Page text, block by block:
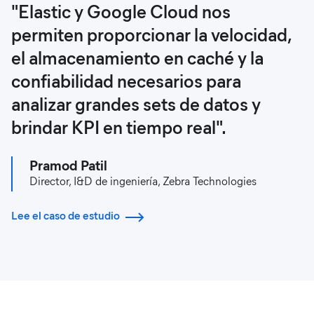
"Elastic y Google Cloud nos
permiten proporcionar la velocidad,
el almacenamiento en caché y la
confiabilidad necesarios para
analizar grandes sets de datos y
brindar KPI en tiempo real".
Pramod Patil
Director, I&D de ingeniería, Zebra Technologies
Lee el caso de estudio